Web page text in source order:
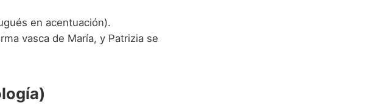
en acentuación).
vasca de María, y Patrizia se